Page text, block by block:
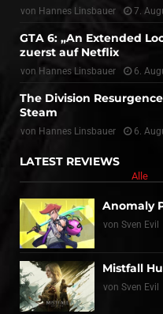
von Hannes Linsbauer 7.
GTA 6: „An Extended
zuerst auf Netflix
von Hannes Linsbauer 6.
The Division
Steam
von Hannes Linsbauer 6.
LATEST REVIEWS
Alle
Anomaly
von Sven Evil
Mistfall
von Sven Evil